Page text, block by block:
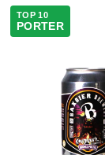
TOP 10
PORTER